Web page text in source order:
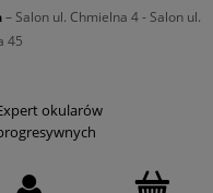
– Salon ul. Chmielna 4 - Salon ul.
45
okularów